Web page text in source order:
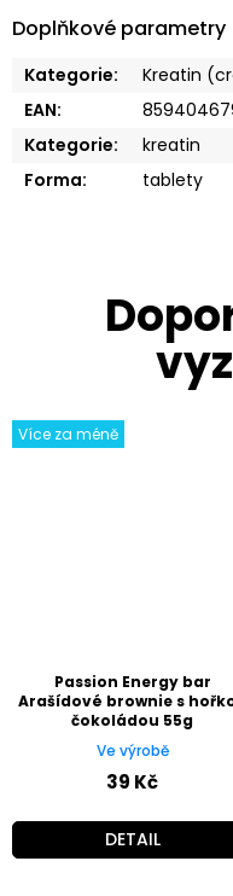
Více za méně
Passion Energy bar
Arašídové brownie s
čokoládou 55g
Ve výrobě
39 Kč
DETAIL
Doplňkové parametry
Kategorie:
Kreatin
EAN:
Kategorie:
kreatin
Forma: tablety